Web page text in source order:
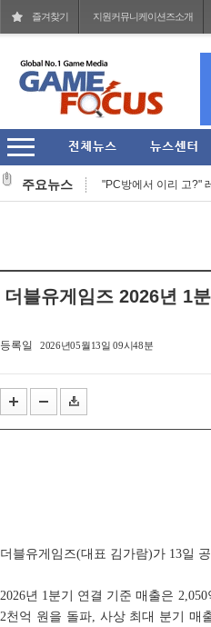
즐겨찾기 지원커뮤니케이션즈소개
주요뉴스
'러브 라이브!' 15주년
"PC방에서 이리 고?"
라인게임즈, 자체 개발
스마일게이트, 엔픽셀
더블유게임즈 2026년 1
등록일 2026년05월13일 09시48분
더블유게임즈(대표 김가람)가 13일
2026년 1분기 연결 기준 매출은
2천억 원을 돌파, 사상 최대 분기 매